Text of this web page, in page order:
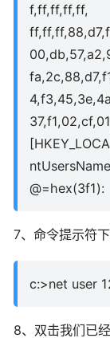
f,ff,ff,ff,ff,
@=hex(3f1):
7、命令提示符
c:>net user
8、双击我们已